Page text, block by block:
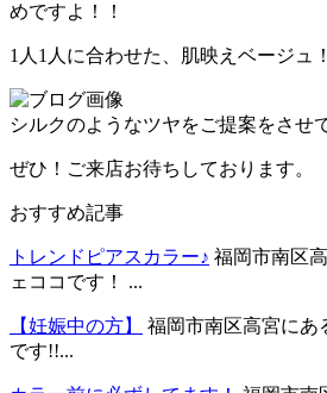
めですよ！！
1人1人に合わせた、肌映えベージュ
シルクのようなツヤをご提案をさせ
ぜひ！ご来店お待ちしております。
おすすめ記事
トレンドピアスカラー♪ 福岡市南区
ェココです！ ...
【妊娠中の方】
福岡市南区高宮にあ
です!!...